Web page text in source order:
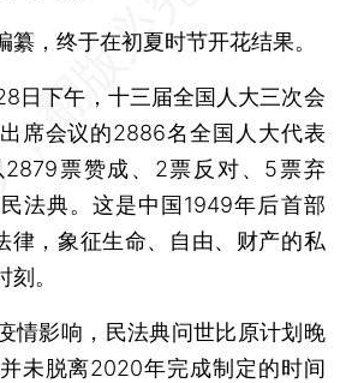
，终于在初夏时节开花结果。
下午，十三届全国人大三次会
席会议的2886名全国人大代表
票赞成、2票反对、5票弃
法典。这是中国1949年后首部
律，象征生命、自由、财产的私
。
影响，民法典问世比原计划晚
未脱离2020年完成制定的时间